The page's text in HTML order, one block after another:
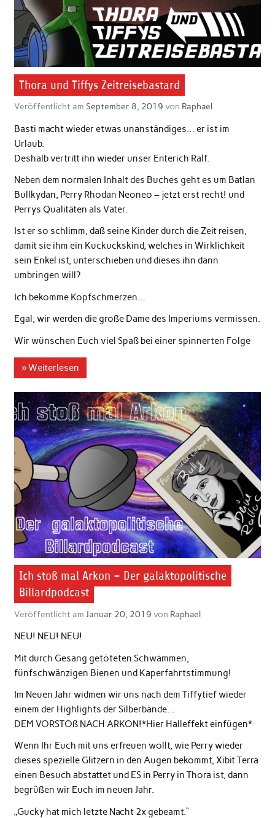
Thora und Tiffys Zeitreisebastard
Veröffentlicht am September 8, 2019 von Raphael
Basti macht wieder etwas unanständiges… er ist im
Urlaub.
Deshalb vertritt ihn wieder unser Enterich Ralf.
Neben dem normalen Inhalt des Buches geht es um Batlan
Bullkydan, Perry Rhodan Neoneo – jetzt erst recht! und
Perrys Qualitäten als Vater.
Ist er so schlimm, daß seine Kinder durch die Zeit reisen,
damit sie ihm ein Kuckuckskind, welches in Wirklichkeit
sein Enkel ist, unterschieben und dieses ihn dann
umbringen will?
Ich bekomme Kopfschmerzen…
Egal, wir werden die große Dame des Imperiums vermissen.
Wir wünschen Euch viel Spaß bei einer spinnerten Folge
» Weiterlesen
Ich stoß mal Arkon – Der galaktopolitische
Billardpodcast
Veröffentlicht am Januar 20, 2019 von Raphael
NEU! NEU! NEU!
Mit durch Gesang getöteten Schwämmen,
fünfschwänzigen Bienen und Kaperfahrtstimmung!
Im Neuen Jahr widmen wir uns nach dem Tiffytief wieder
einem der Highlights der Silberbände…
DEM VORSTOß NACH ARKON!*Hier Halleffekt einfügen*
Wenn Ihr Euch mit uns erfreuen wollt, wie Perry wieder
dieses spezielle Glitzern in den Augen bekommt, Xibit Terra
einen Besuch abstattet und ES in Perry in Thora ist, dann
begrüßen wir Euch im neuen Jahr.
„Gucky hat mich letzte Nacht 2x gebeamt.“